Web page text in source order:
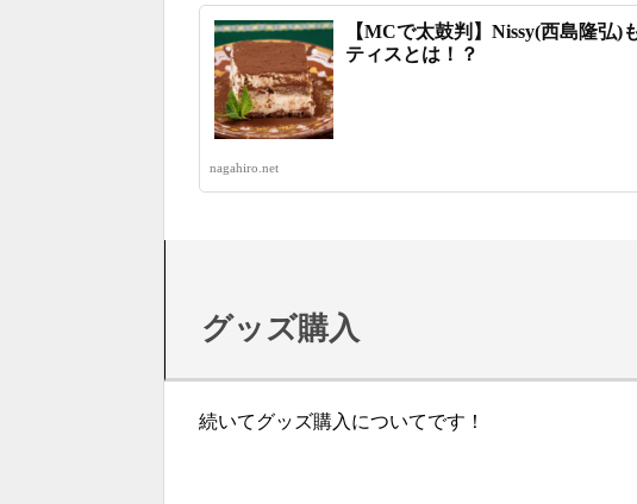
【MCで太鼓判】Nissy(西島隆弘)
ティスとは！？
nagahiro.net
グッズ購入
続いてグッズ購入についてです！